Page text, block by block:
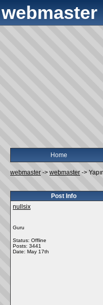
webmaster
Home
webmaster -> webmaster ->
Post Info
nullsix
Guru
Status: Offline
Posts: 3441
Date: May 17th